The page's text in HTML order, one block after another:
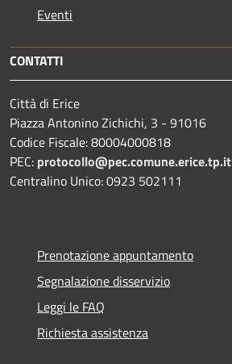
Eventi
CONTATTI
Città di Erice
Piazza Antonino Zichichi, 3 - 91016
Codice Fiscale: 80004000818
PEC: protocollo@pec.comune.erice.tp.it
Centralino Unico: 0923 502111
Prenotazione appuntamento
Segnalazione disservizio
Leggi le FAQ
Richiesta assistenza